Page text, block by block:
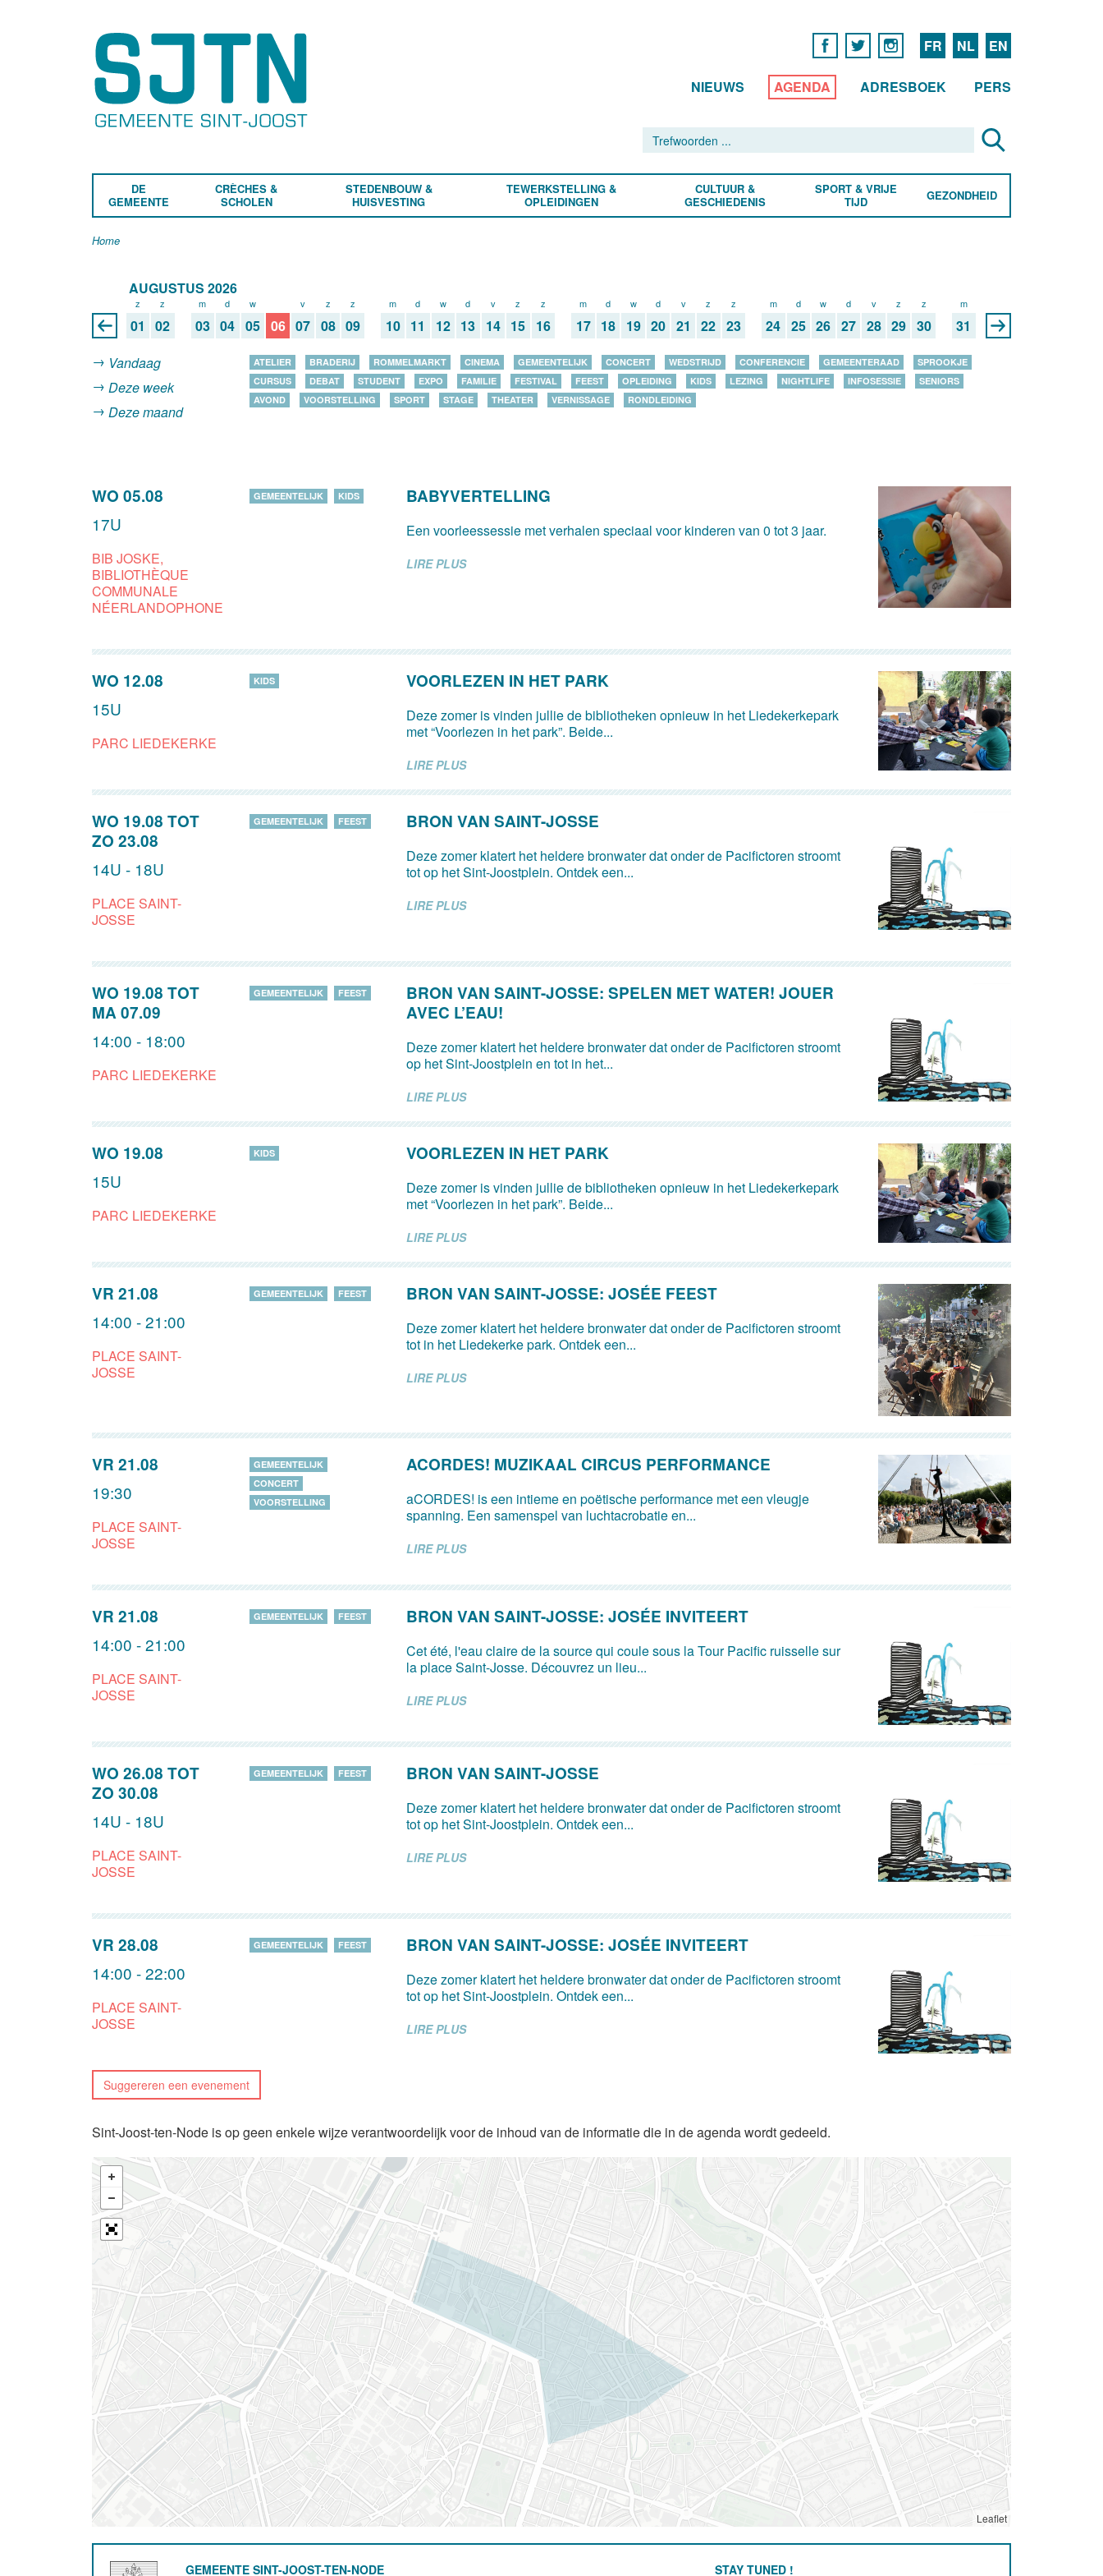
FR NL EN
NIEUWS AGENDA ADRESBOEK PERS
DE
GEMEENTE
CRÈCHES &
SCHOLEN
STEDENBOUW &
HUISVESTING
TEWERKSTELLING &
OPLEIDINGEN
CULTUUR &
GESCHIEDENIS
SPORT & VRIJE
TIJD
GEZONDHEID
Home
AUGUSTUS 2026
z
01
z
02
m
03
d
04
w
05 06
v
07
z
08
z
09
m
10
d
11
w
12
d
13
v
14
z
15
z
16
m
17
d
18
w
19
d
20
v
21
z
22
z
23
m
24
d
25
w
26
d
27
v
28
z
29
z
30
m
31
Vandaag
Deze week
Deze maand
ATELIER BRADERIJ ROMMELMARKT CINEMA GEMEENTELIJK CONCERT WEDSTRIJD CONFERENCIE GEMEENTERAAD
SPROOKJE
CURSUS
DEBAT STUDENT EXPO FAMILIE FESTIVAL FEEST OPLEIDING KIDS LEZING NIGHTLIFE INFOSESSIE
SENIORS
AVOND
VOORSTELLING SPORT STAGE THEATER VERNISSAGE RONDLEIDING
WO 05.08
17U
BIB JOSKE,
BIBLIOTHÈQUE
COMMUNALE
NÉERLANDOPHONE
GEMEENTELIJK KIDS BABYVERTELLING
Een voorleessessie met verhalen speciaal voor kinderen van 0 tot 3 jaar.
LIRE PLUS
WO 12.08
15U
PARC LIEDEKERKE
KIDS VOORLEZEN IN HET PARK
Deze zomer is vinden jullie de bibliotheken opnieuw in het Liedekerkepark
met “Voorlezen in het park”. Beide...
LIRE PLUS
WO 19.08 TOT
ZO 23.08
14U - 18U
PLACE SAINT-
JOSSE
GEMEENTELIJK FEEST BRON VAN SAINT-JOSSE
Deze zomer klatert het heldere bronwater dat onder de Pacifictoren stroomt
tot op het Sint-Joostplein. Ontdek een...
LIRE PLUS
WO 19.08 TOT
MA 07.09
14:00 - 18:00
PARC LIEDEKERKE
GEMEENTELIJK FEEST
BRON VAN SAINT-JOSSE: SPELEN MET WATER! JOUER
AVEC L’EAU!
Deze zomer klatert het heldere bronwater dat onder de Pacifictoren stroomt
op het Sint-Joostplein en tot in het...
LIRE PLUS
WO 19.08
15U
PARC LIEDEKERKE
KIDS VOORLEZEN IN HET PARK
Deze zomer is vinden jullie de bibliotheken opnieuw in het Liedekerkepark
met “Voorlezen in het park”. Beide...
LIRE PLUS
VR 21.08
14:00 - 21:00
PLACE SAINT-
JOSSE
GEMEENTELIJK FEEST BRON VAN SAINT-JOSSE: JOSÉE FEEST
Deze zomer klatert het heldere bronwater dat onder de Pacifictoren stroomt
tot in het Liedekerke park. Ontdek een...
LIRE PLUS
VR 21.08
19:30
PLACE SAINT-
JOSSE
GEMEENTELIJK
CONCERT
VOORSTELLING
ACORDES! MUZIKAAL CIRCUS PERFORMANCE
aCORDES! is een intieme en poëtische performance met een vleugje
spanning. Een samenspel van luchtacrobatie en...
LIRE PLUS
VR 21.08
14:00 - 21:00
PLACE SAINT-
JOSSE
GEMEENTELIJK FEEST BRON VAN SAINT-JOSSE: JOSÉE INVITEERT
Cet été, l'eau claire de la source qui coule sous la Tour Pacific ruisselle sur
la place Saint-Josse. Découvrez un lieu...
LIRE PLUS
WO 26.08 TOT
ZO 30.08
14U - 18U
PLACE SAINT-
JOSSE
GEMEENTELIJK FEEST BRON VAN SAINT-JOSSE
Deze zomer klatert het heldere bronwater dat onder de Pacifictoren stroomt
tot op het Sint-Joostplein. Ontdek een...
LIRE PLUS
VR 28.08
14:00 - 22:00
PLACE SAINT-
JOSSE
GEMEENTELIJK FEEST BRON VAN SAINT-JOSSE: JOSÉE INVITEERT
Deze zomer klatert het heldere bronwater dat onder de Pacifictoren stroomt
tot op het Sint-Joostplein. Ontdek een...
LIRE PLUS
Suggereren een evenement
Sint-Joost-ten-Node is op geen enkele wijze verantwoordelijk voor de inhoud van de informatie die in de agenda wordt gedeeld.
Leaflet
GEMEENTE SINT-JOOST-TEN-NODE STAY TUNED !